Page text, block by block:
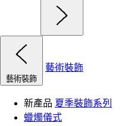
藝術裝飾
藝術裝飾
新產品 夏季裝飾系列
蠟燭儀式